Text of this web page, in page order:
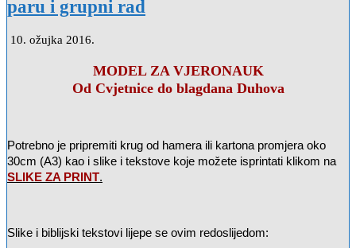
paru i grupni rad
10. ožujka 2016.
MODEL ZA VJERONAUK
Od Cvjetnice do blagdana Duhova
Potrebno je pripremiti krug od hamera ili kartona promjera oko
30cm (A3) kao i slike i tekstove koje možete isprintati klikom na
SLIKE ZA PRINT.
Slike i biblijski tekstovi lijepe se ovim redoslijedom: